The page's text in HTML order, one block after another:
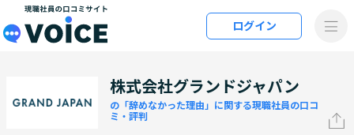
メインコンテンツにスキップ
ログイン
株式会社グランドジャパン
の「辞めなかった理由」に関する現職社員の口コ
ミ・評判